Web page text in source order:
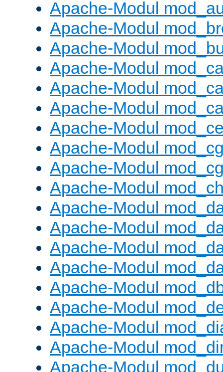
Apache-Modul
Apache-Modul
Apache-Modul
Apache-Modul
Apache-Modul
Apache-Modul
Apache-Modul
Apache-Modul
Apache-Modul
Apache-Modul
Apache-Modul
Apache-Modul
Apache-Modul
Apache-Modul
Apache-Modul
Apache-Modul
Apache-Modul
Apache-Modul
Apache-Modul